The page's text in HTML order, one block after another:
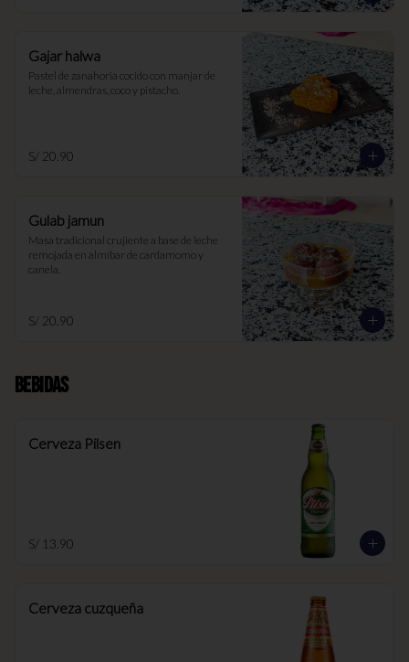
Gajar halwa
Pastel de zanahoria cocido con manjar de
leche, almendras, coco y pistacho.
S/ 20.90
Gulab jamun
Masa tradicional crujiente a base de leche
remojada en almíbar de cardamomo y
canela.
S/ 20.90
Bebidas
Cerveza Pilsen
S/ 13.90
Cerveza cuzqueña